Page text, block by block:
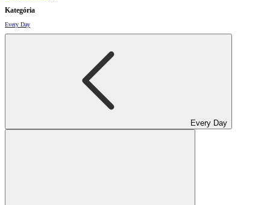
Kategória
Every Day
Every Day